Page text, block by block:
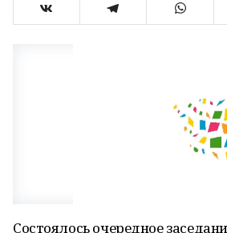
Состоялось очередное